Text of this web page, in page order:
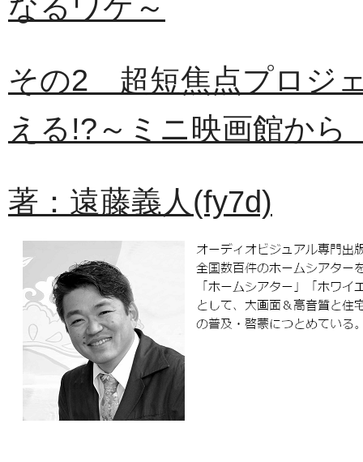
なるワケ～
その2 超短焦点プロジ
える!?～ミニ映画館か
著：遠藤義人(fy7d)